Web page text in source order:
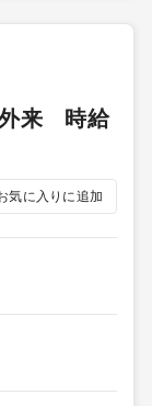
外来 時給
気に入りに追加